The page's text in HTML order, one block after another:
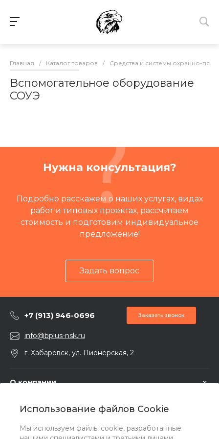
Использование файлов Cookie
Мы используем файлы cookie, разработанные
Главная / Каталог товаров / Средства и системы охранно-
Вспомогательное оборудование
СОУЭ
Нужна консультация?
Подробно расскажем о наших услугах, видах
работ и типовых проектах, рассчитаем
стоимость и подготовим индивидуальное
предложение!
Задать вопрос
+7 (913) 946-0696 Заказать звонок
info@bplus-nsk.ru
г. Хабаровск, ул. Пионерская, 2
О компании
Услуги